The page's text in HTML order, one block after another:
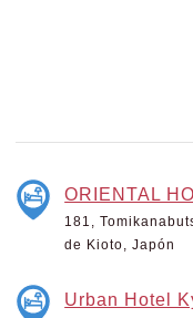
ORIENTAL
181,
de Kioto, Japón
Urban Hotel